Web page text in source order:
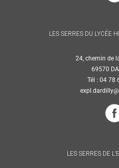
LES SERRES DU LYCÉE
24, chemin de
69570
Tél : 04 78
LES SERRES DE